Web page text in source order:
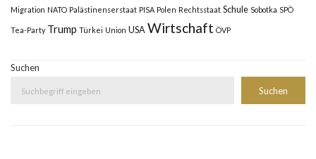
Migration NATO Palästinenserstaat PISA Polen Rechtsstaat Schule Sobotka SPÖ
Tea-Party Trump Türkei Union USA Wirtschaft ÖVP
Suchen
Suchen